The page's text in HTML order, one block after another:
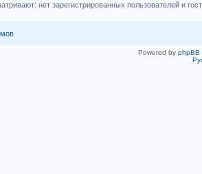
нет зарегистрированных пользователей и
Powered by phpBB